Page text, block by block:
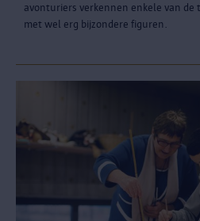
avonturiers verkennen enkele van
met wel erg bijzondere figuren.